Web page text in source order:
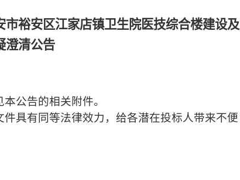
裕安区江家店镇卫生院医技综合楼建设及
澄清公告
公告的相关附件。
具有同等法律效力，给各潜在投标人带来不便